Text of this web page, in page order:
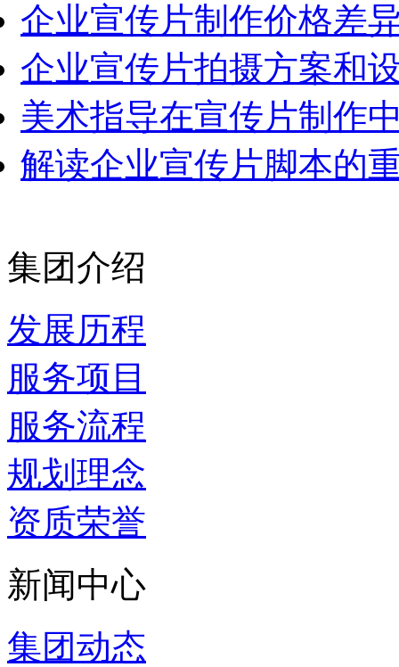
企业宣传片制作价格差
企业宣传片拍摄方案和
美术指导在宣传片制作
解读企业宣传片脚本的
集团介绍
发展历程
服务项目
服务流程
规划理念
资质荣誉
新闻中心
集团动态